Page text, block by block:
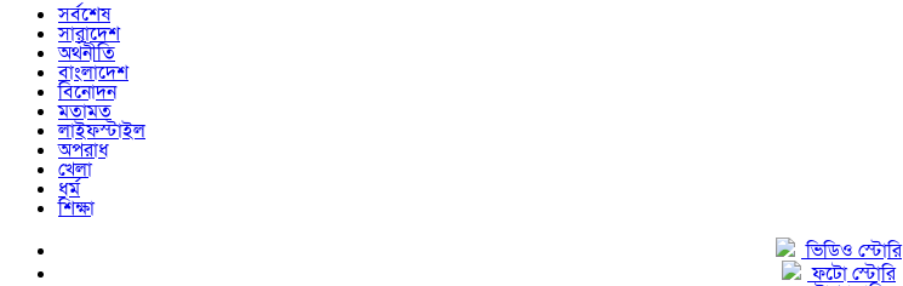
সর্বশেষ
সারাদেশ
অর্থনীতি
বাংলাদেশ
বিনোদন
মতামত
লাইফস্টাইল
অপরাধ
খেলা
ধর্ম
শিক্ষা
ভিডিও স্টোরি
ফটো স্টোরি